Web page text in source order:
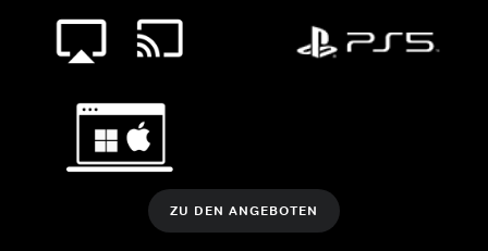
ZU DEN ANGEBOTEN